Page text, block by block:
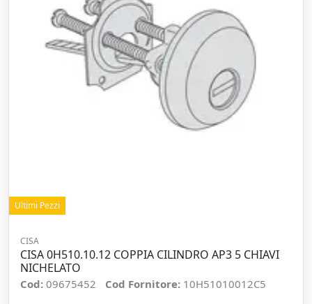
Ultimi Pezzi
CISA
CISA 0H510.10.12 COPPIA CILINDRO AP3 5 CHIAVI
NICHELATO
Cod: 09675452 Cod Fornitore: 10H51010012C5